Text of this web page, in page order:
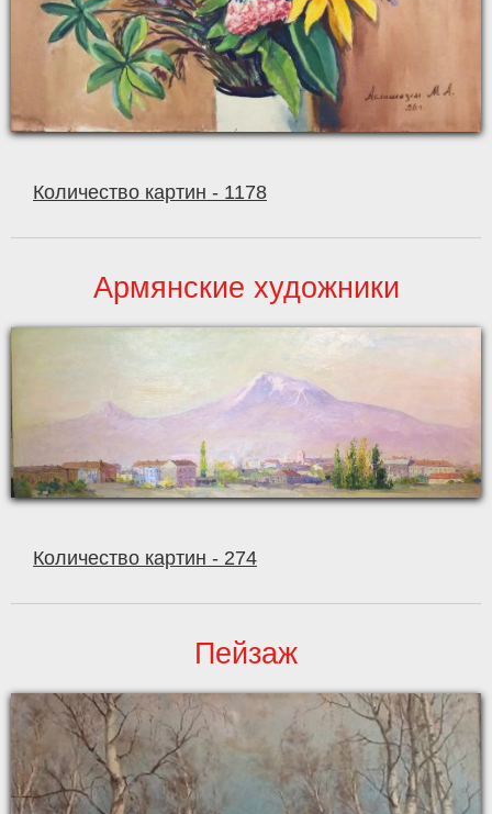
Количество картин - 1178
Армянские художники
Количество картин - 274
Пейзаж